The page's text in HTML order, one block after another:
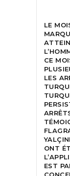
LE
CE
LES
ONT
EST